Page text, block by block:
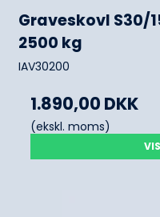
Graveskovl S30/
2500 kg
IAV30200
1.890,00 DKK
(ekskl. moms)